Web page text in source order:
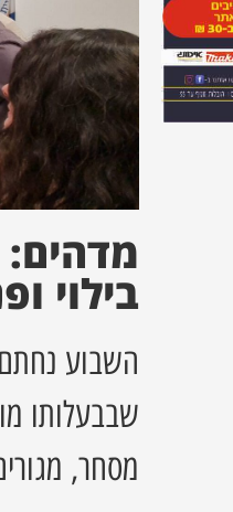
מדהים:
בילוי
השבוע נחתם
שבבעלותו
מסחר,